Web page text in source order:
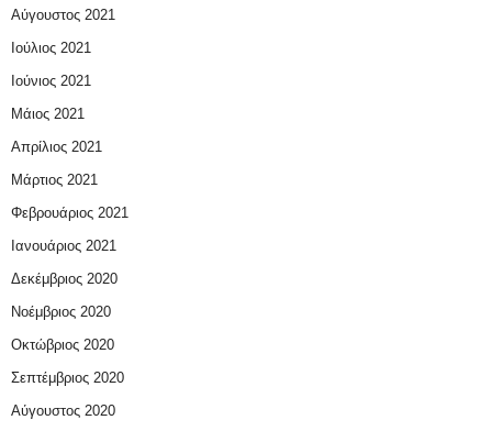
Αύγουστος 2021
Ιούλιος 2021
Ιούνιος 2021
Μάιος 2021
Απρίλιος 2021
Μάρτιος 2021
Φεβρουάριος 2021
Ιανουάριος 2021
Δεκέμβριος 2020
Νοέμβριος 2020
Οκτώβριος 2020
Σεπτέμβριος 2020
Αύγουστος 2020